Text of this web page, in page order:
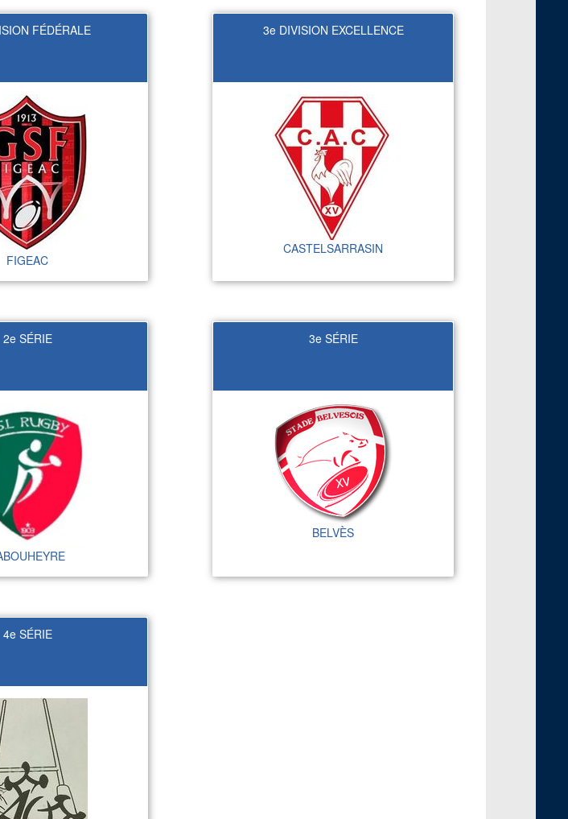
FÉDÉRALE
FIGEAC
3e DIVISION EXCELLENCE
CASTELSARRASIN
2e SÉRIE 3e SÉRIE
BELVÈS
4e SÉRIE